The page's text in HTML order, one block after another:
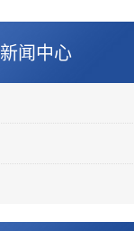
新闻中心